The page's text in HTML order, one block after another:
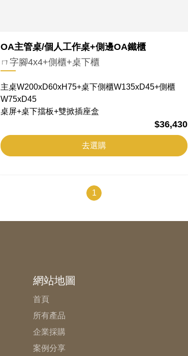
OA主管桌/個人工作桌+側邊OA鐵櫃
ㄇ字腳4x4+側櫃+桌下櫃
主桌W200xD60xH75+桌下側櫃W135xD45+側櫃
W75xD45
桌屏+桌下擋板+雙掀插座盒
$36,430
去選購
1
網站地圖
首頁
所有產品
企業採購
案例分享